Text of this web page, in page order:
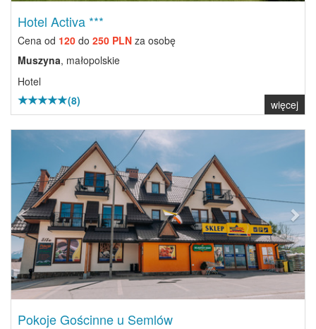
Hotel Activa ***
Cena od 120 do 250 PLN za osobę
Muszyna, małopolskie
Hotel
(8)
więcej
Previous Next
Pokoje Gościnne u Semlów